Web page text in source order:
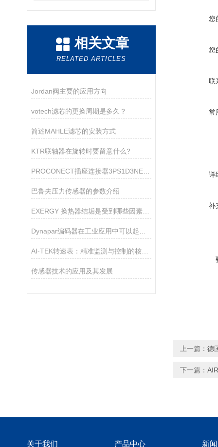
相关文章
RELATED ARTICLES
Jordan阀主要的应用方向
votech滤芯的更换周期是多久？
简述MAHLE滤芯的安装方式
KTR联轴器在旋转时要留意什么?
PROCONECT插座连接器3PS1D3NE01选购指南
巴鲁夫压力传感器的参数介绍
EXERGY 换热器结垢是受到哪些因素的影响？
AI-TEK转速表：精准监测与控制的核心工具
传感器技术的应用及其发展
您
您
联
常
详
补
上一篇： 德
下一篇：
关于我们 产品中心 新